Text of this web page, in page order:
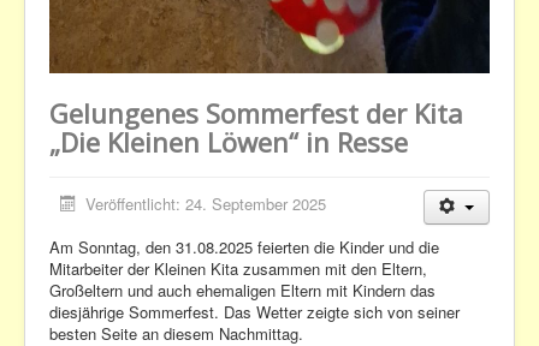
Gelungenes Sommerfest der Kita
„Die Kleinen Löwen“ in Resse
Veröffentlicht: 24. September 2025
Am Sonntag, den 31.08.2025 feierten die Kinder und die
Mitarbeiter der Kleinen Kita zusammen mit den Eltern,
Großeltern und auch ehemaligen Eltern mit Kindern das
diesjährige Sommerfest. Das Wetter zeigte sich von seiner
besten Seite an diesem Nachmittag.